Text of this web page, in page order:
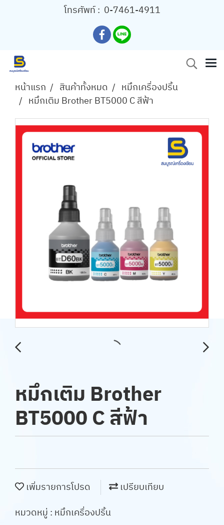
โทรศัพท์ : 0-7461-4911
หน้าแรก สินค้าทั้งหมด
หมึกเครื่องปริ้น
หมึกเติม Brother BT5000 C สีฟ้า
หมึกเติม Brother
BT5000 C สีฟ้า
เพิ่มรายการโปรด
เปรียบเทียบ
หมวดหมู่ : หมึกเครื่องปริ้น